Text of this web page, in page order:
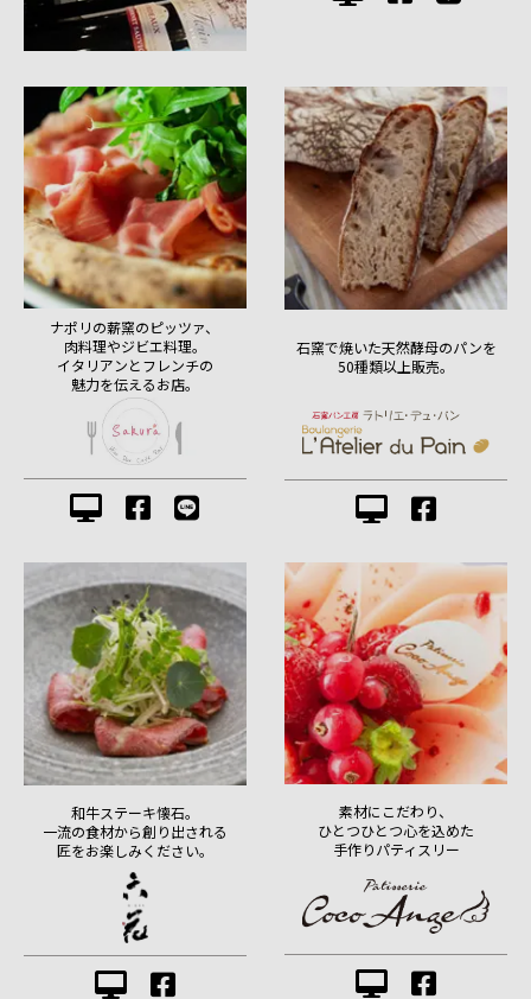
ナポリの薪窯のピッツァ、
肉料理やジビエ料理。
イタリアンとフレンチの
魅力を伝えるお店。
石窯で焼いた天然酵母のパンを
50種類以上販売。
和牛ステーキ懐石。
一流の食材から創り出される
匠をお楽しみください。
素材にこだわり、
ひとつひとつ心を込めた
手作りパティスリー